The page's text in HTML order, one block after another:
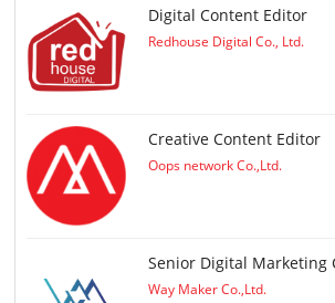
Digital Content Editor
Redhouse Digital Co., Ltd.
Creative Content Editor
Oops network Co.,Ltd.
Senior Digital Marketing
Way Maker Co.,Ltd.